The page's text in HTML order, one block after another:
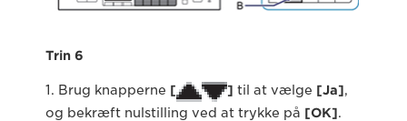
Trin 6
1. Brug knapperne [ ] til at vælge [Ja],
og bekræft nulstilling ved at trykke på [OK].